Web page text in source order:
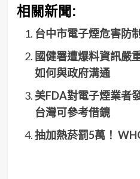
相關新聞:
台中市電子煙危害防
國健署遭爆料資訊嚴
如何與政府溝通
美FDA對電子煙業者
台灣可參考借鏡
抽加熱菸罰5萬！